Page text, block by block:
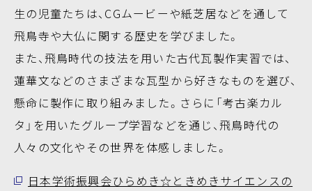
生の児童たちは、CGムービーや紙芝居などを通して
飛鳥寺や大仏に関する歴史を学びました。
また、飛鳥時代の技法を用いた古代瓦製作実習では、
蓮華文などのさまざまな瓦型から好きなものを選び、
懸命に製作に取り組みました。さらに「考古楽カル
タ」を用いたグループ学習などを通じ、飛鳥時代の
人々の文化やその世界を体感しました。
日本学術振興会ひらめき☆ときめきサイエンスの